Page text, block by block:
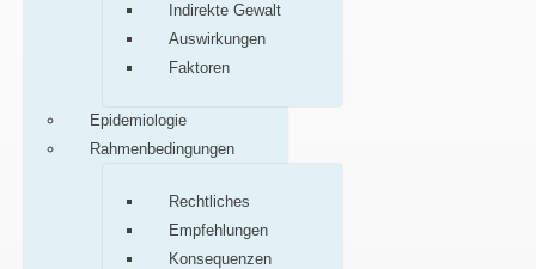
Indirekte Gewalt
Auswirkungen
Faktoren
Epidemiologie
Rahmenbedingungen
Rechtliches
Empfehlungen
Konsequenzen